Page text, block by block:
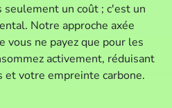
seulement un coût ; c'est un
Notre approche axée
vous ne payez que pour les
activement, réduisant
et votre empreinte carbone.